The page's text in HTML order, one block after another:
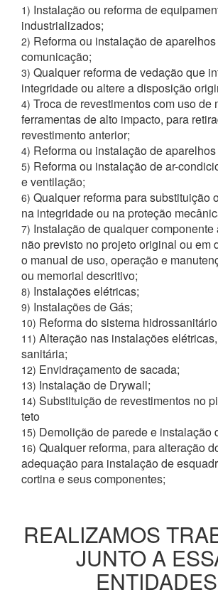
1) Instalação ou reforma de
industrializados;
2) Reforma ou instalação de
comunicação;
3) Qualquer reforma de vedação que
integridade ou altere a disposição
4) Troca de revestimentos com uso de
ferramentas de alto impacto, para
revestimento anterior;
4) Reforma ou instalação de
5) Reforma ou instalação de ar-
e ventilação;
6) Qualquer reforma para substituição
na integridade ou na proteção
7) Instalação de qualquer componente
não previsto no projeto original ou em
o manual de uso, operação e
ou memorial descritivo;
8) Instalações elétricas;
9) Instalações de Gás;
10) Reforma do sistema
11) Alteração nas instalações
sanitária;
12) Envidraçamento de sacada;
13) Instalação de Drywall;
14) Substituição de revestimentos no
teto
15) Demolição de parede e instalação
16) Qualquer reforma, para alteração
adequação para instalação de
cortina e seus componentes;
REALIZAMOS
JUNTO A